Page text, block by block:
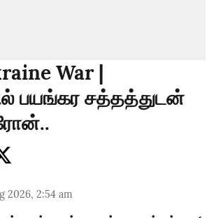
War |
பயங்கர சத்தத்துடன்
2026, 2:54 am